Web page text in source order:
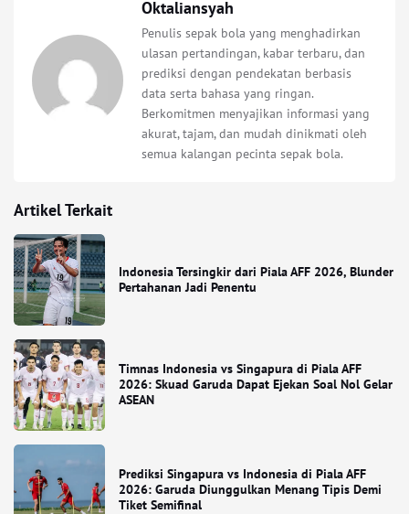
Oktaliansyah
Penulis sepak bola yang menghadirkan
ulasan pertandingan, kabar terbaru, dan
prediksi dengan pendekatan berbasis
data serta bahasa yang ringan.
Berkomitmen menyajikan informasi yang
akurat, tajam, dan mudah dinikmati oleh
semua kalangan pecinta sepak bola.
Artikel Terkait
Indonesia Tersingkir dari Piala AFF 2026, Blunder
Pertahanan Jadi Penentu
Timnas Indonesia vs Singapura di Piala AFF
2026: Skuad Garuda Dapat Ejekan Soal Nol Gelar
ASEAN
Prediksi Singapura vs Indonesia di Piala AFF
2026: Garuda Diunggulkan Menang Tipis Demi
Tiket Semifinal